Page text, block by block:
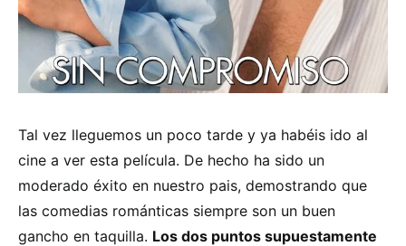
Tal vez lleguemos un poco tarde y ya habéis ido al
cine a ver esta película. De hecho ha sido un
moderado éxito en nuestro pais, demostrando que
las comedias románticas siempre son un buen
gancho en taquilla. Los dos puntos supuestamente